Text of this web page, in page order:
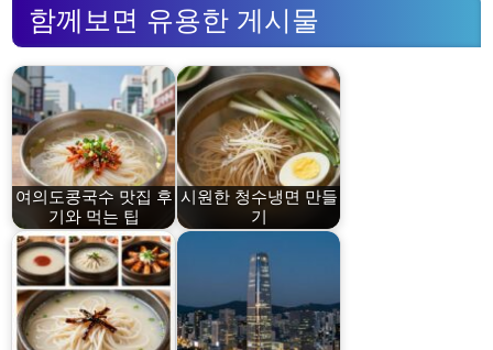
함께보면 유용한 게시물
여의도콩국수 맛집 후
기와 먹는 팁
시원한 청수냉면 만들
기